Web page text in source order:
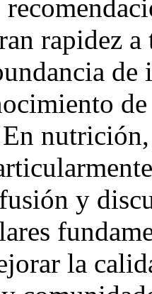
rapidez
y
la